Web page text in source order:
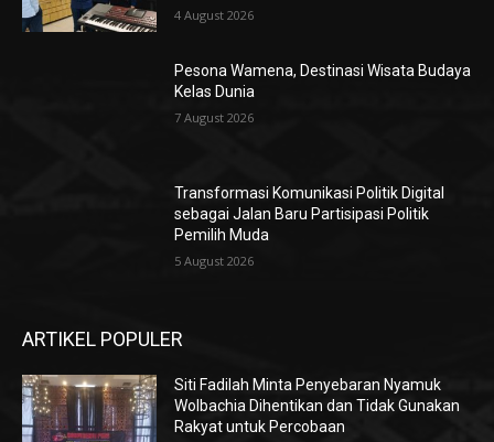
4 August 2026
Pesona Wamena, Destinasi Wisata Budaya
Kelas Dunia
7 August 2026
Transformasi Komunikasi Politik Digital
sebagai Jalan Baru Partisipasi Politik
Pemilih Muda
5 August 2026
ARTIKEL POPULER
Siti Fadilah Minta Penyebaran Nyamuk
Wolbachia Dihentikan dan Tidak Gunakan
Rakyat untuk Percobaan